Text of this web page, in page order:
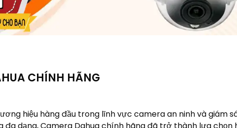
CHÍNH HÃNG
hiệu hàng đầu trong lĩnh vực camera an ninh và giám